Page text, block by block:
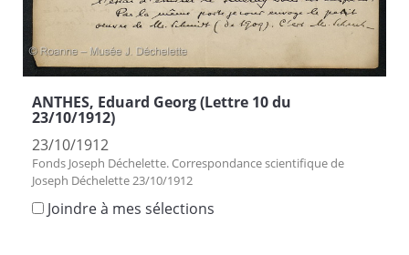
ANTHES, Eduard Georg (Lettre 10 du
23/10/1912)
23/10/1912
Fonds Joseph Déchelette. Correspondance scientifique de
Joseph Déchelette 23/10/1912
Joindre à mes sélections